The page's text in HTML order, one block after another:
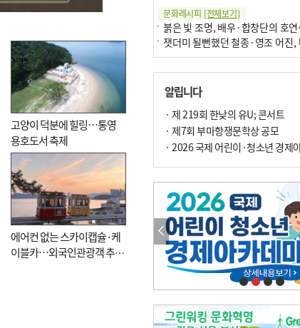
고양이 덕분에 힐링…통영
용호도서 축제
에어컨 없는 스카이캡슐·케
이블카…외국인관광객 추억
문화레시피 [전체보기]
잿더미 될뻔했던 철종·영조 어진,
현실의 고통, 은유의 詩로 담다 外
달구비·여우비…다양한 비 이름 外
박현주의 책 이야기[전체보기]
세계유산 ‘한국의 갯벌’ 얼마나 알
문재필-여름_저녁무렵의호수
이 한편의 시조[전체보기]
참선 /오기환
고향 /김진규
주말 영화 박스오피스[전체보기]
오늘의 운세- [전체보기]
알립니다
· 제 219회 한낮의 유U; 콘서트
· 제7회 부마항쟁문학상 공모
· 2026 국제 어린이·청소년 경제